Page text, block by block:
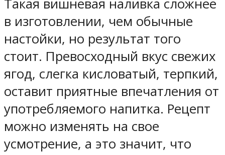
Такая вишневая наливка сложнее
в изготовлении, чем обычные
настойки, но результат того
стоит. Превосходный вкус свежих
ягод, слегка кисловатый, терпкий,
оставит приятные впечатления от
употребляемого напитка. Рецепт
можно изменять на свое
усмотрение, а это значит, что